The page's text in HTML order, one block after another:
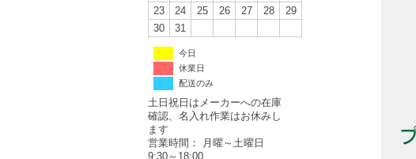
23
24 25 26 27 28
29
30
31
今日
休業日
配送のみ
土日祝日はメーカーへの在庫
確認、名入れ作業はお休みし
ます
営業時間： 月曜～土曜日
9:30～18:00